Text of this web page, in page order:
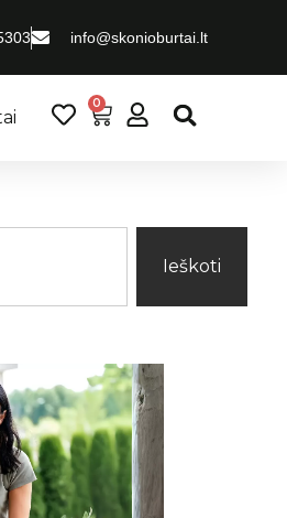
info@skonioburtai.lt
0
Ieškoti